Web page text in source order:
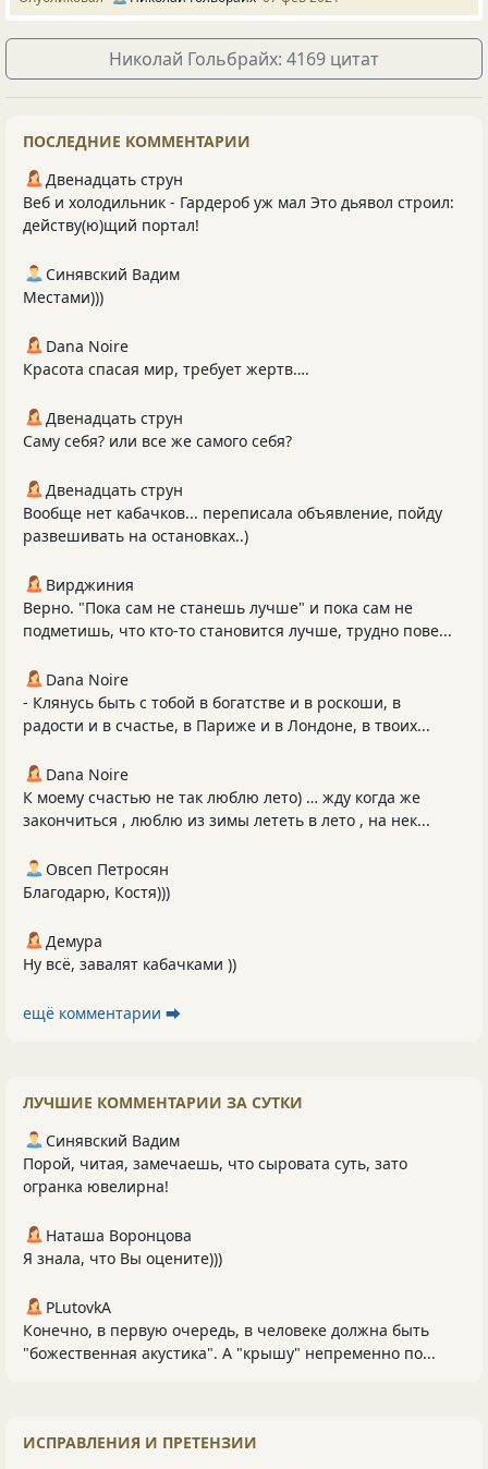
Николай Гольбрайх: 4169 цитат
ПОСЛЕДНИЕ КОММЕНТАРИИ
Двенадцать струн
Веб и холодильник - Гардероб уж мал Это дьявол строил:
действу(ю)щий портал!
Синявский Вадим
Местами)))
Dana Noire
Красота спасая мир, требует жертв….
Двенадцать струн
Саму себя? или все же самого себя?
Двенадцать струн
Вообще нет кабачков... переписала объявление, пойду
развешивать на остановках..)
Вирджиния
Верно. "Пока сам не станешь лучше" и пока сам не
подметишь, что кто-то становится лучше, трудно пове...
Dana Noire
- Клянусь быть с тобой в богатстве и в роскоши, в
радости и в счастье, в Париже и в Лондоне, в твоих...
Dana Noire
К моему счастью не так люблю лето) … жду когда же
закончиться , люблю из зимы лететь в лето , на нек...
Овсеп Петросян
Благодарю, Костя)))
Демура
Ну всё, завалят кабачками ))
ещё комментарии ⮕
ЛУЧШИЕ КОММЕНТАРИИ ЗА СУТКИ
Синявский Вадим
Порой, читая, замечаешь, что сыровата суть, зато
огранка ювелирна!
Наташа Воронцова
Я знала, что Вы оцените)))
PLutоvkА
Конечно, в первую очередь, в человеке должна быть
"божественная акустика". А "крышу" непременно по...
ИСПРАВЛЕНИЯ И ПРЕТЕНЗИИ